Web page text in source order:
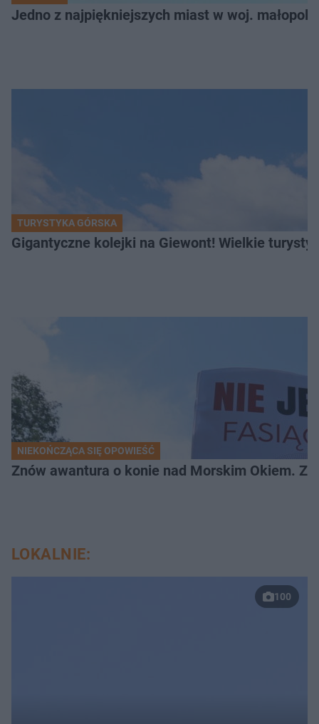
Jedno z najpiękniejszych miast w woj.
TURYSTYKA GÓRSKA
Gigantyczne kolejki na Giewont! Wielkie
NIEKOŃCZĄCA SIĘ OPOWIEŚĆ
Znów awantura o konie nad Morskim Okiem.
LOKALNIE:
100